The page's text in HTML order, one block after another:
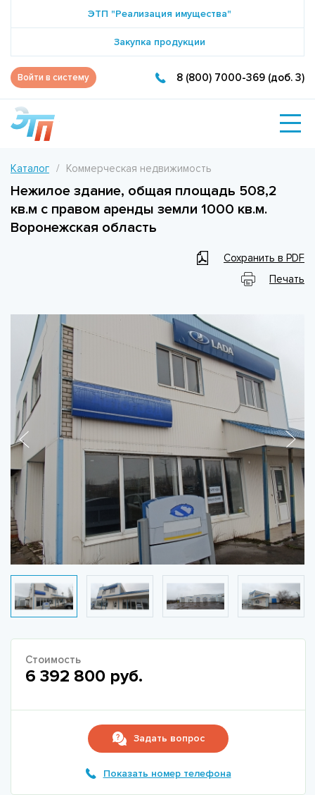
ЭТП "Реализация имущества"
Закупка продукции
Войти в систему 8 (800) 7000-369 (доб. 3)
Каталог Коммерческая недвижимость
Нежилое здание, общая площадь 508,2
кв.м с правом аренды земли 1000 кв.м.
Воронежская область
Сохранить в PDF
Печать
Стоимость
6 392 800 руб.
Задать вопрос
Показать номер телефона